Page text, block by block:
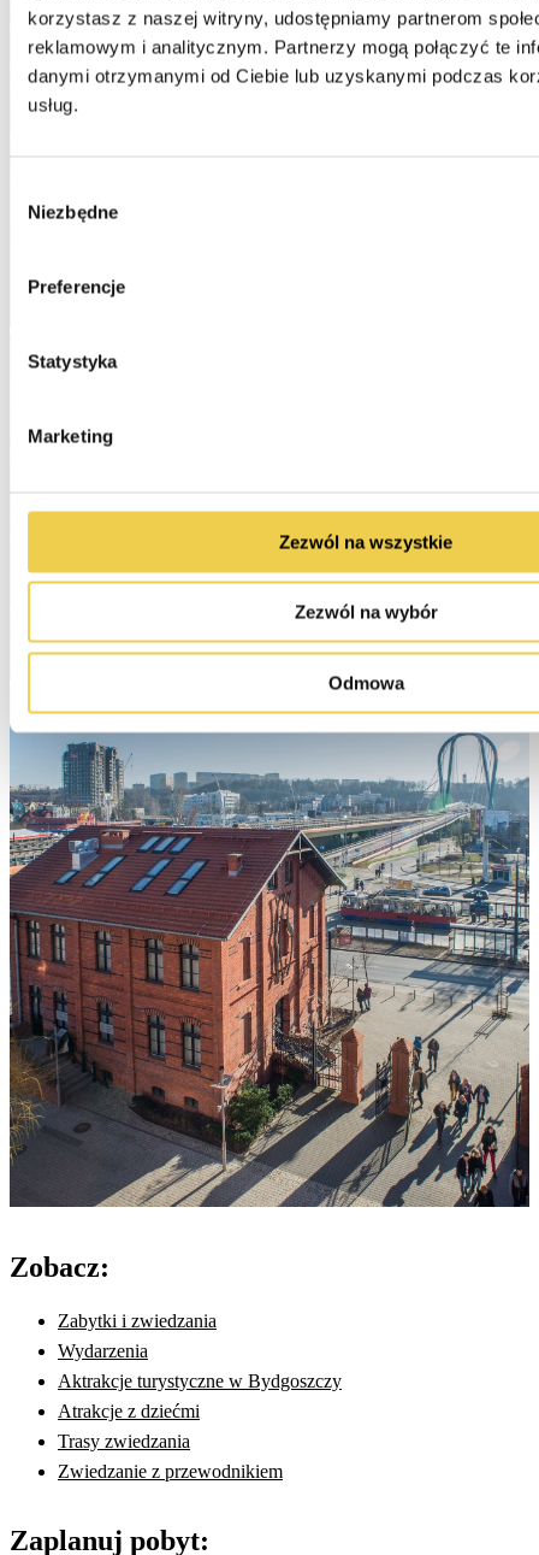
korzystasz z naszej witryny, udostępniamy partnerom
reklamowym i analitycznym. Partnerzy mogą połączyć te
danymi otrzymanymi od Ciebie lub uzyskanymi podczas
usług.
zgody
Niezbędne
Preferencje
Statystyka
Marketing
Zezwól na wszystkie
Zezwól na wybór
Odmowa
Zobacz:
Zabytki i zwiedzania
Wydarzenia
Aktrakcje turystyczne w Bydgoszczy
Atrakcje z dziećmi
Trasy zwiedzania
Zwiedzanie z przewodnikiem
Zaplanuj pobyt: